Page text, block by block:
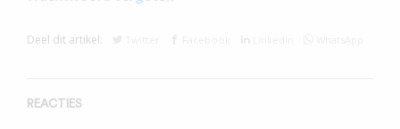
Deel dit artikel:
REACTIES